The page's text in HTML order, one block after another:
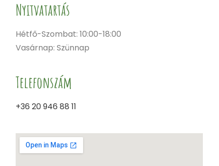
Nyitvatartás
Hétfő-Szombat: 10:00-18:00
Vasárnap: Szünnap
Telefonszám
+36 20 946 88 11